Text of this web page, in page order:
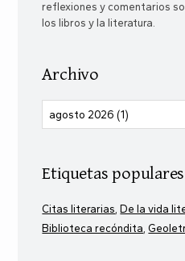
reflexiones y comentarios
los libros y la literatura.
Archivo
Etiquetas populares
Citas literarias De la vida
Biblioteca recóndita